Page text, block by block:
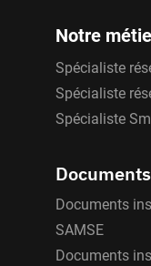
Notre
Spécialiste
Spécialiste
Spécialiste
Documents
SAMSE
Documents